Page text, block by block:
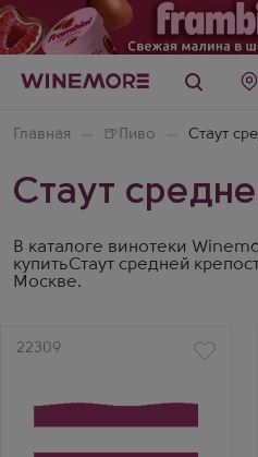
Главная 🍺 Пиво Стаут
Стаут
В каталоге винотеки
купитьСтаут средней
Москве.
Артикул
22309